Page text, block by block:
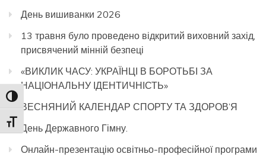
Toggle High Contrast
Toggle Font size
День вишиванки 2026
13 травня було проведено відкритий виховний захід,
присвячений мінній безпеці
«ВИКЛИК ЧАСУ: УКРАЇНЦІ В БОРОТЬБІ ЗА
НАЦІОНАЛЬНУ ІДЕНТИЧНІСТЬ»
ВЕСНЯНИЙ КАЛЕНДАР СПОРТУ ТА ЗДОРОВ’Я
День Державного Гімну.
Онлайн-презентацію освітньо-професійної програми